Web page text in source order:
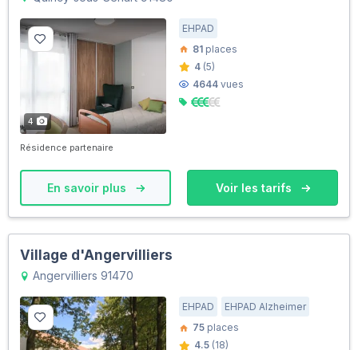
4
EHPAD
81 places
4 (5)
4644 vues
Résidence partenaire
En savoir plus Voir les tarifs
Village d'Angervilliers
Angervilliers 91470
EHPAD
EHPAD Alzheimer
75 places
4.5 (18)